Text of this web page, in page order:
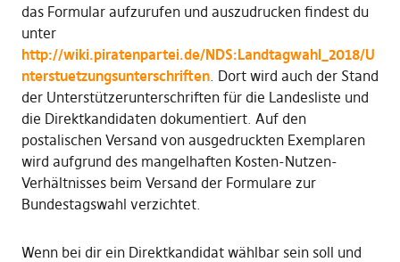
das Formular aufzurufen und auszudrucken findest du
unter
http://wiki.piratenpartei.de/NDS:Landtagwahl_2018/U
nterstuetzungsunterschriften. Dort wird auch der Stand
der Unterstützerunterschriften für die Landesliste und
die Direktkandidaten dokumentiert. Auf den
postalischen Versand von ausgedruckten Exemplaren
wird aufgrund des mangelhaften Kosten-Nutzen-
Verhältnisses beim Versand der Formulare zur
Bundestagswahl verzichtet.
Wenn bei dir ein Direktkandidat wählbar sein soll und